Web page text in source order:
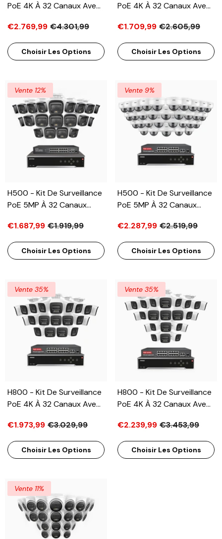
PoE 4K À 32 Canaux Avec
Nocturne En Couleur Et
Infrarouge, Détection De
Personnes Et De
De 96°, RTSP Et ONVIF Pris
En Charge, Switch PoE 16
Ports Inclus
€2.769,99 €4.301,99
Choisir Les Options
PoE 4K À 32 Canaux Avec
Nocturne En Couleur Et
Infrarouge, Détection De
Personnes Et De
De 96°, RTSP Et ONVIF Pris
En Charge, Switch PoE 16
Ports Inclus
€1.709,99 €2.605,99
Choisir Les Options
Vente 12%
H500 - Kit De Surveillance
PoE 5MP À 32 Canaux
Nocturne Intelligente À
Double Éclairage, 3072 ×
1728 À 20 Ips, Détection
Microphone Intégré, IP67
€1.687,99 €1.919,99
Choisir Les Options
Vente 9%
H500 - Kit De Surveillance
PoE 5MP À 32 Canaux
Nocturne Intelligente À
Double Éclairage, 3072 ×
1728 À 20 Ips, Détection
Microphone Intégré, IP67
€2.287,99 €2.519,99
Choisir Les Options
Vente 35%
H800 - Kit De Surveillance
PoE 4K À 32 Canaux Avec
Nocturne En Couleur Et
Infrarouge, Détection De
Personnes Et De
De 96°, RTSP Et ONVIF Pris
En Charge, Switch PoE 16
Ports Inclus
€1.973,99 €3.029,99
Choisir Les Options
Vente 35%
H800 - Kit De Surveillance
PoE 4K À 32 Canaux Avec
Nocturne En Couleur Et
Infrarouge, Détection De
Personnes Et De
€2.239,99 €3.453,99
Choisir Les Options
Vente 11%